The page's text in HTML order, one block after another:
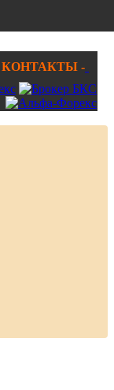
КОНТАКТЫ -